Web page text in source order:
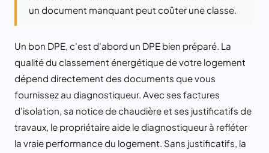
un document manquant peut coûter une classe.
Un bon DPE, c'est d'abord un DPE bien préparé. La
qualité du classement énergétique de votre logement
dépend directement des documents que vous
fournissez au diagnostiqueur. Avec ses factures
d'isolation, sa notice de chaudière et ses justificatifs de
travaux, le propriétaire aide le diagnostiqueur à refléter
la vraie performance du logement. Sans justificatifs, la